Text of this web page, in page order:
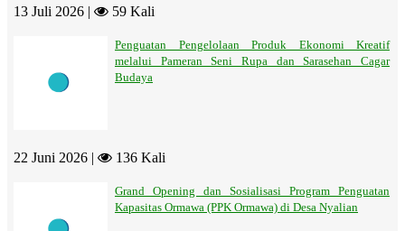
13 Juli 2026 | 59 Kali
Penguatan Pengelolaan Produk Ekonomi Kreatif
melalui Pameran Seni Rupa dan Sarasehan Cagar
Budaya
22 Juni 2026 | 136 Kali
Grand Opening dan Sosialisasi Program Penguatan
Kapasitas Ormawa (PPK Ormawa) di Desa Nyalian